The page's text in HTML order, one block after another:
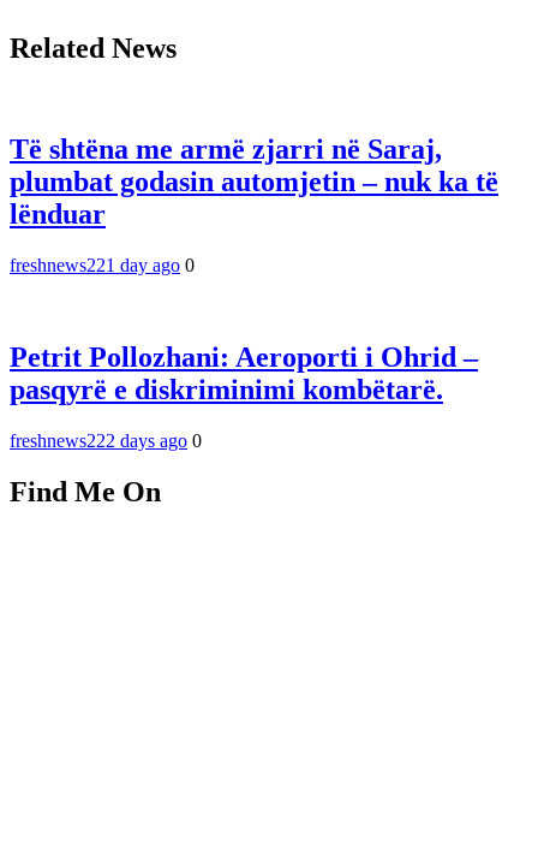
Related News
Të shtëna me armë zjarri në Saraj,
plumbat godasin automjetin – nuk ka të
lënduar
freshnews221 day ago 0
Petrit Pollozhani: Aeroporti i Ohrid –
pasqyrë e diskriminimi kombëtarë.
freshnews222 days ago 0
Find Me On